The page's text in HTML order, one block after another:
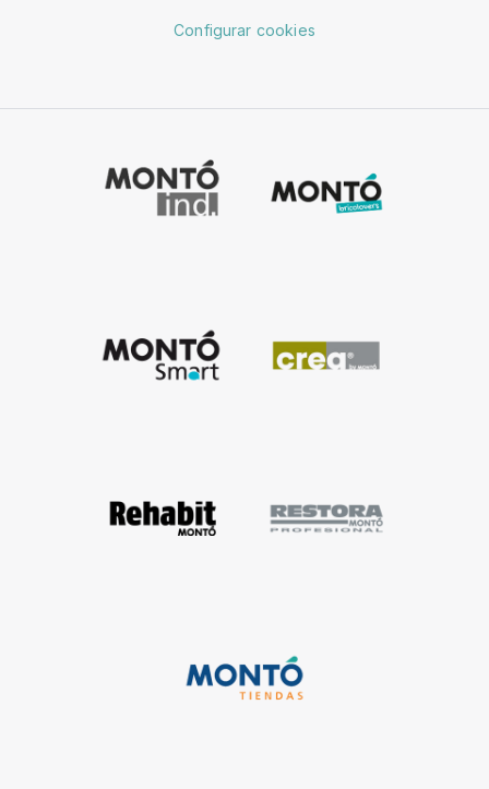
Configurar cookies